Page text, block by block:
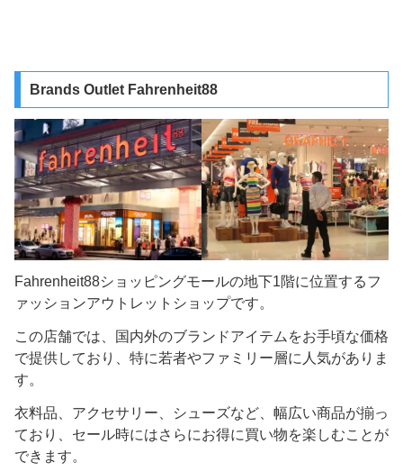
Brands Outlet Fahrenheit88
Fahrenheit88ショッピングモールの地下1階に位置するフ
ァッションアウトレットショップです。
この店舗では、国内外のブランドアイテムをお手頃な価格
で提供しており、特に若者やファミリー層に人気がありま
す。
衣料品、アクセサリー、シューズなど、幅広い商品が揃っ
ており、セール時にはさらにお得に買い物を楽しむことが
できます。